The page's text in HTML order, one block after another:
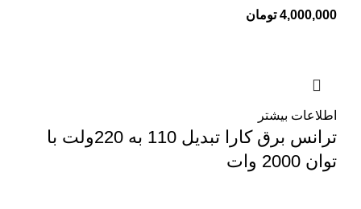
4,000,000 تومان
اطلاعات بیشتر
ترانس برق کارا تبدیل 110 به 220ولت با
توان 2000 وات